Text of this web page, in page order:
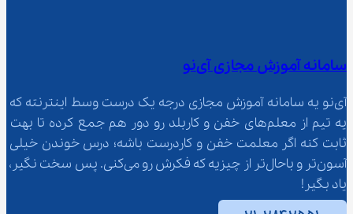
سامانه آموزش مجازی آی‌نو
آی‌نو یه سامانه آموزش مجازی درجه یک درست وسط اینترنته که
یه تیم از معلم‌‌های خفن و کاربلد رو دور هم جمع کرده تا بهت
ثابت کنه اگر معلمت خفن و کاردرست باشه؛ درس خوندن خیلی
آسون‌تر و باحال‌تر از چیزیه که فکرش رو می‌کنی. پس سخت نگیر،
یاد بگیر!